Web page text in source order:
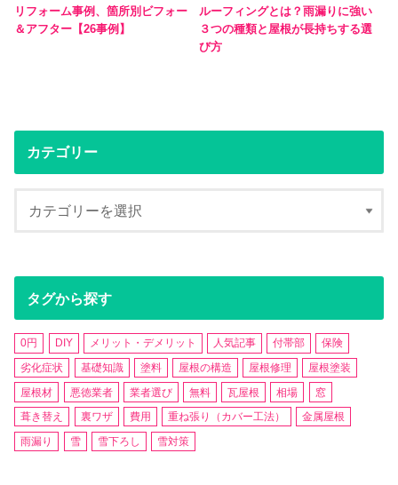
リフォーム事例、箇所別ビフォー
＆アフター【26事例】
ルーフィングとは？雨漏りに強い
３つの種類と屋根が長持ちする選
び方
カテゴリー
タグから探す
0円 DIY メリット・デメリット 人気記事 付帯部
保険
劣化症状
基礎知識 塗料 屋根の構造 屋根修理
屋根塗装
屋根材
悪徳業者 業者選び 無料 瓦屋根 相場
窓
葺き替え
裏ワザ 費用 重ね張り（カバー工法）
金属屋根
雨漏り
雪 雪下ろし 雪対策